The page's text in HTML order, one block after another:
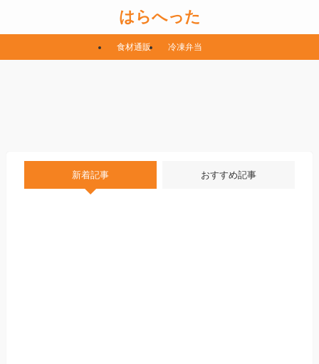
はらへった
食材通販 冷凍弁当
新着記事 おすすめ記事